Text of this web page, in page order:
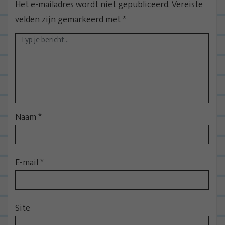
Het e-mailadres wordt niet gepubliceerd.Vereiste
velden zijn gemarkeerd met*
Naam*
E-mail*
Site